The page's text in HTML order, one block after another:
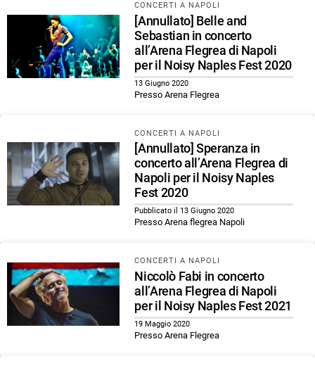
CONCERTI A NAPOLI
[Annullato] Belle and
Sebastian in concerto
all’Arena Flegrea di Napoli
per il Noisy Naples Fest 2020
13 Giugno 2020
Presso Arena Flegrea
CONCERTI A NAPOLI
[Annullato] Speranza in
concerto all’Arena Flegrea di
Napoli per il Noisy Naples
Fest 2020
Pubblicato il 13 Giugno 2020
Presso Arena flegrea Napoli
CONCERTI A NAPOLI
Niccolò Fabi in concerto
all’Arena Flegrea di Napoli
per il Noisy Naples Fest 2021
19 Maggio 2020
Presso Arena Flegrea